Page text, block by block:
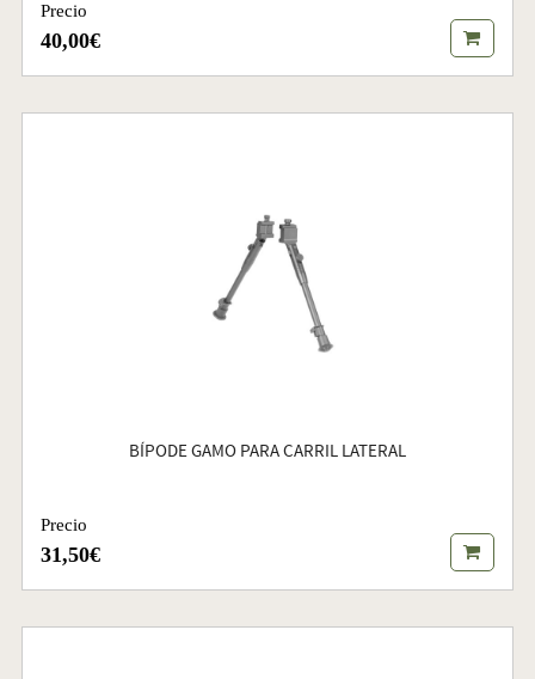
Precio
40,00€
BÍPODE GAMO PARA CARRIL LATERAL
Precio
31,50€